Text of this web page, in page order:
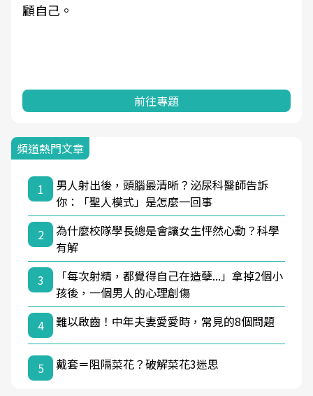
耕健康篩檢之於台灣民眾健康的關鍵角色，並透
前往專題
頻道熱門文章
1
男人射出後，頭腦最清晰？泌尿科醫師告訴
你：「聖人模式」是怎麼一回事
2
為什麼校隊學長總是會讓女生怦然心動？科學
有解
3
「每次射精，都覺得自己在造孽...」拿掉2個小
孩後，一個男人的心理創傷
4
難以啟齒！中年夫妻愛愛時，常見的8個問題
5 戴套＝阻隔菜花？破解菜花3迷思